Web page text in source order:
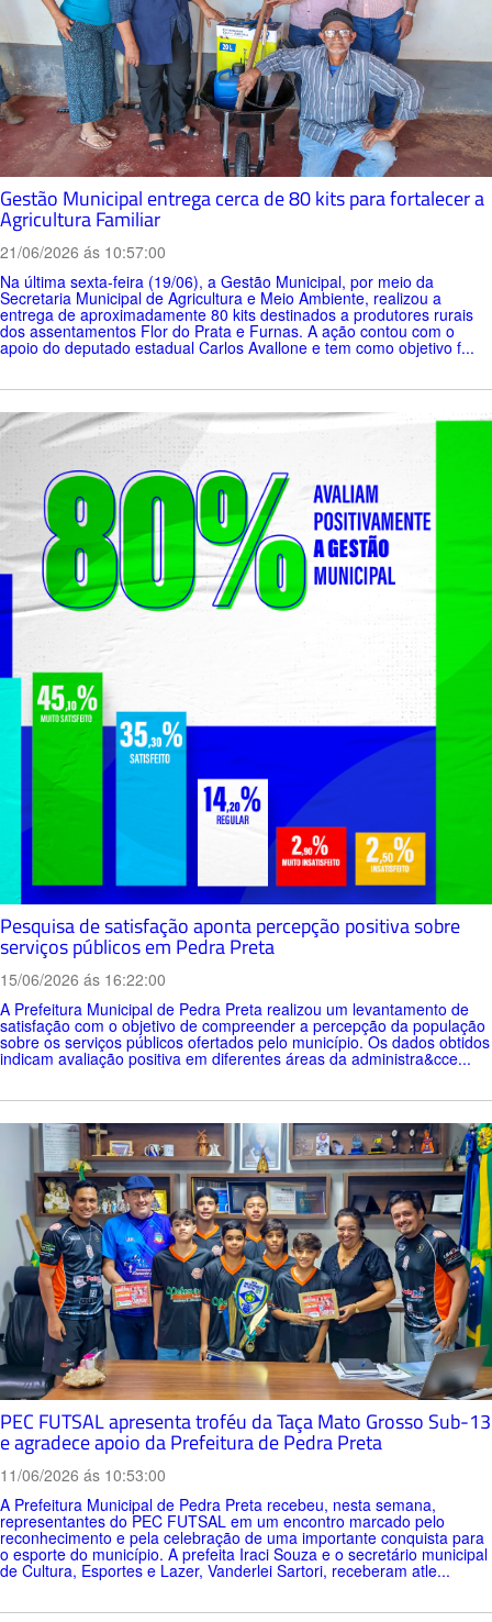
Gestão Municipal entrega cerca de 80 kits para fortalecer a
Agricultura Familiar
21/06/2026 ás 10:57:00
Na última sexta-feira (19/06), a Gestão Municipal, por meio da
Secretaria Municipal de Agricultura e Meio Ambiente, realizou a
entrega de aproximadamente 80 kits destinados a produtores rurais
dos assentamentos Flor do Prata e Furnas. A ação contou com o
apoio do deputado estadual Carlos Avallone e tem como objetivo f...
Pesquisa de satisfação aponta percepção positiva sobre
serviços públicos em Pedra Preta
15/06/2026 ás 16:22:00
A Prefeitura Municipal de Pedra Preta realizou um levantamento de
satisfação com o objetivo de compreender a percepção da população
sobre os serviços públicos ofertados pelo município. Os dados obtidos
indicam avaliação positiva em diferentes áreas da administra&cce...
PEC FUTSAL apresenta troféu da Taça Mato Grosso Sub-13
e agradece apoio da Prefeitura de Pedra Preta
11/06/2026 ás 10:53:00
A Prefeitura Municipal de Pedra Preta recebeu, nesta semana,
representantes do PEC FUTSAL em um encontro marcado pelo
reconhecimento e pela celebração de uma importante conquista para
o esporte do município. A prefeita Iraci Souza e o secretário municipal
de Cultura, Esportes e Lazer, Vanderlei Sartori, receberam atle...